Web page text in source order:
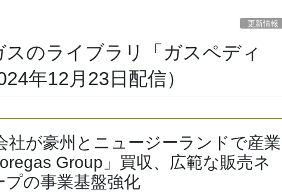
更新情報
のライブラリ「ガスペディ
年12月23日配信）
社が豪州とニュージーランドで産業
Group」買収、広範な販売ネ
の事業基盤強化